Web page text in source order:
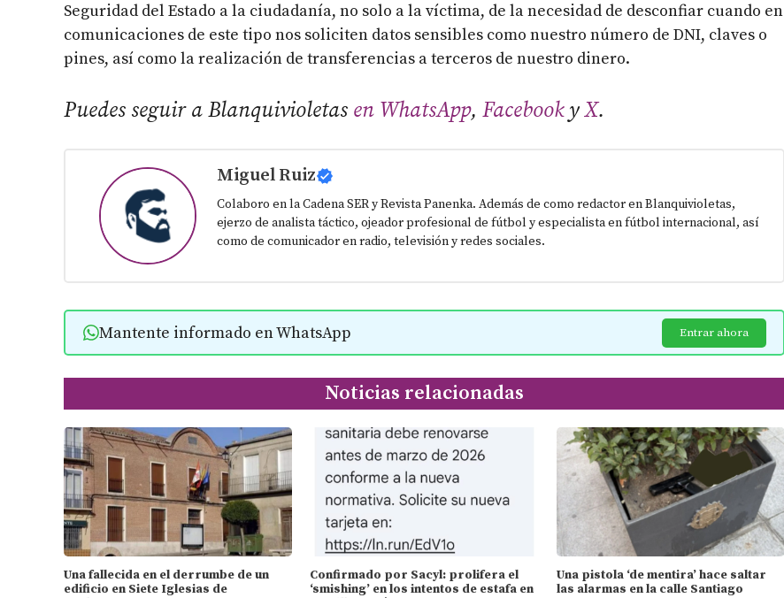
Seguridad del Estado a la ciudadanía, no solo a la víctima, de la necesidad de desconfiar cuando en
comunicaciones de este tipo nos soliciten datos sensibles como nuestro número de DNI, claves o
pines, así como la realización de transferencias a terceros de nuestro dinero.
Puedes seguir a Blanquivioletas en WhatsApp, FacebookyX.
Miguel Ruiz
Colaboro en la Cadena SER y Revista Panenka. Además de como redactor en Blanquivioletas,
ejerzo de analista táctico, ojeador profesional de fútbol y especialista en fútbol internacional, así
como de comunicador en radio, televisión y redes sociales.
Mantente informado en WhatsApp Entrar ahora
Noticias relacionadas
Una fallecida en el derrumbe de un
edificio en Siete Iglesias de
Confirmado por Sacyl: prolifera el
‘smishing’ en los intentos de estafa en
Una pistola ‘de mentira’ hace saltar
las alarmas en la calle Santiago